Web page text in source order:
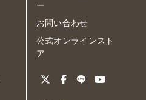
ー
お問い合わせ
公式オンラインスト
ア